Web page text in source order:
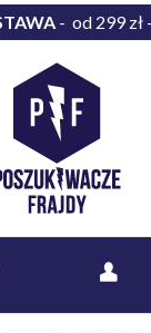
- od 299 zł